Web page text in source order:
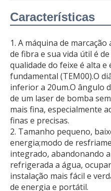
Características
1. A máquina de
de fibra e sua vida útil é
qualidade do feixe é alta e
fundamental (TEM00).O
inferior a 20um.O ângulo
de um laser de bomba
mais fina, especialmente
finas e precisas.
2. Tamanho pequeno,
energia;modo de
integrado, abandonando
refrigerada a água,
instalação mais fácil e
de energia e portátil.